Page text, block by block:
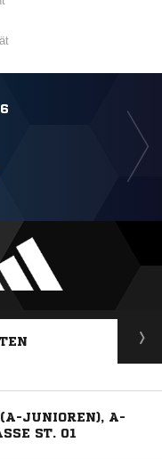
(A-JUNIOREN), A-
ST. 01